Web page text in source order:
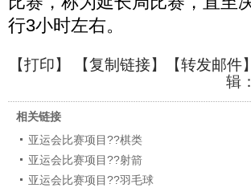
行3小时左右。
【打印】 【复制链接】【转发邮件】
辑
相关链接
亚运会比赛项目??棋类
亚运会比赛项目??射箭
亚运会比赛项目??羽毛球